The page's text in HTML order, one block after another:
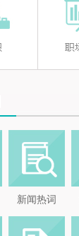
新闻热词